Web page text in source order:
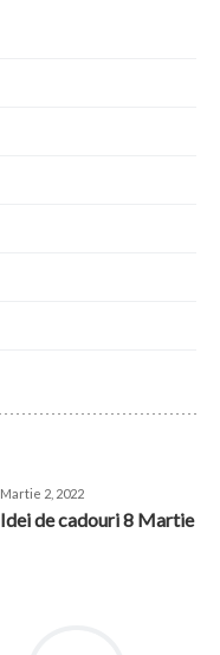
Martie 2, 2022
Idei de cadouri 8 Martie